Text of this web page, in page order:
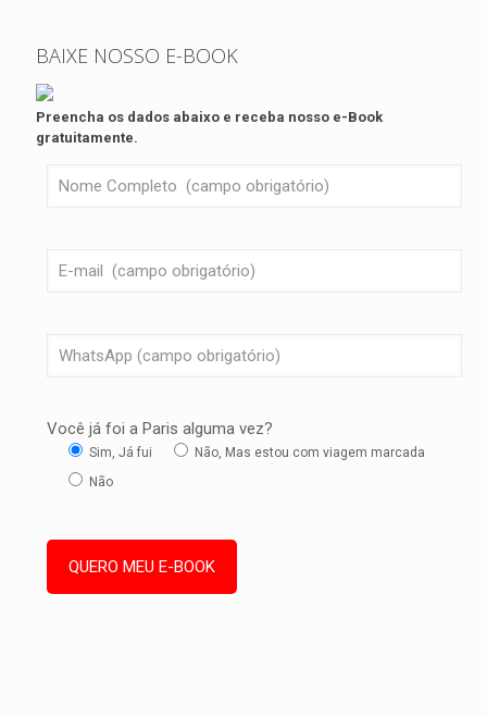
BAIXE NOSSO E-BOOK
Preencha os dados abaixo e receba nosso e-Book
gratuitamente.
Você já foi a Paris alguma vez?
Sim, Já fui
Não, Mas estou com viagem marcada
Não